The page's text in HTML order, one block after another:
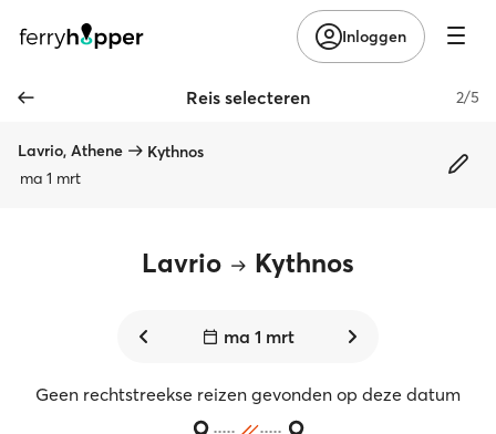
Inloggen
Reis selecteren 2/5
Lavrio, Athene
Kythnos
ma 1 mrt
Lavrio Kythnos
ma 1 mrt
Geen rechtstreekse reizen gevonden op deze datum